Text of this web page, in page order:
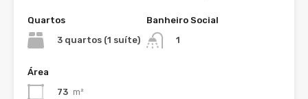
Quartos
3 quartos (1 suíte)
Banheiro Social
1
Área
73 m²